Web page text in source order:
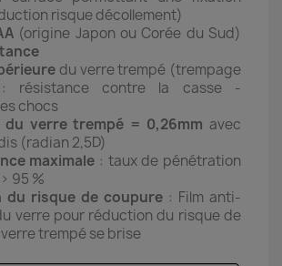
risque décollement)
(origine Japon ou Corée du Sud)
du verre trempé (trempage
: résistance contre la casse -
chocs
du verre trempé = 0,26mm avec
(radian 2,5D)
maximale : taux de pénétration
95 %
du risque de coupure : Film anti-
verre pour réduction du risque de
trempé se brise